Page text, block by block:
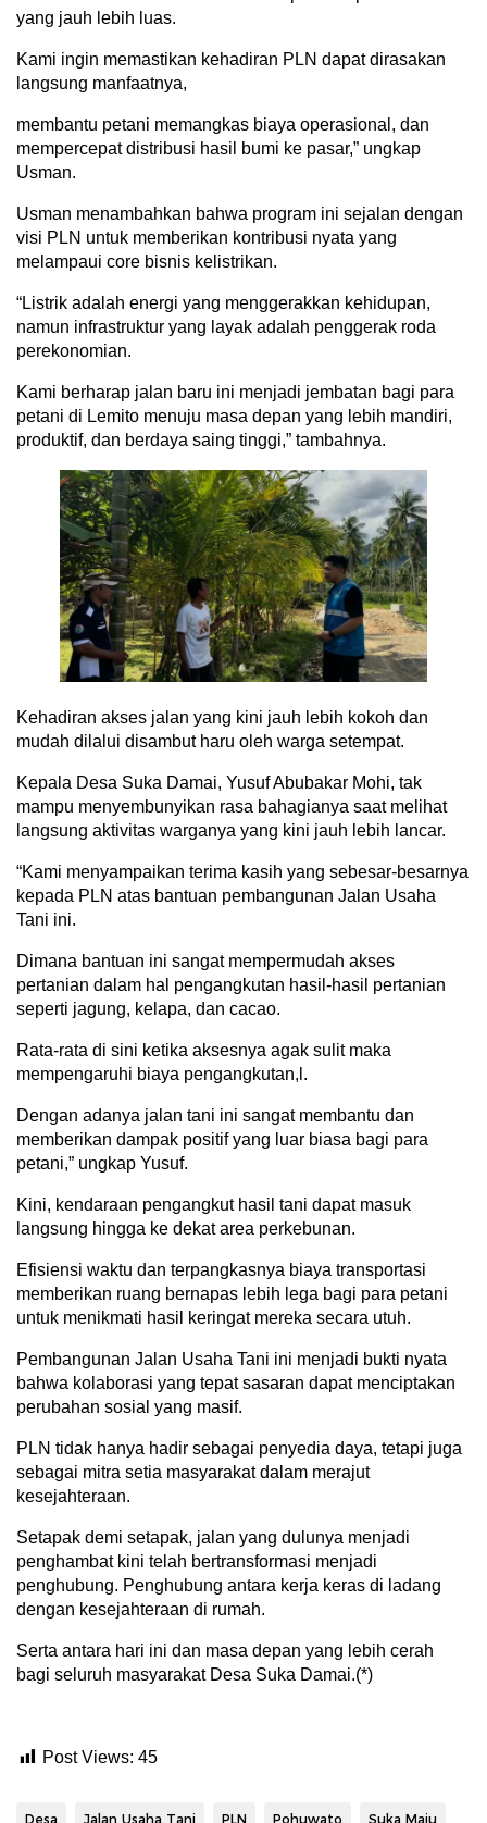
yang jauh lebih luas.
Kami ingin memastikan kehadiran PLN dapat dirasakan
langsung manfaatnya,
membantu petani memangkas biaya operasional, dan
mempercepat distribusi hasil bumi ke pasar,” ungkap
Usman.
Usman menambahkan bahwa program ini sejalan dengan
visi PLN untuk memberikan kontribusi nyata yang
melampaui core bisnis kelistrikan.
“Listrik adalah energi yang menggerakkan kehidupan,
namun infrastruktur yang layak adalah penggerak roda
perekonomian.
Kami berharap jalan baru ini menjadi jembatan bagi para
petani di Lemito menuju masa depan yang lebih mandiri,
produktif, dan berdaya saing tinggi,” tambahnya.
Kehadiran akses jalan yang kini jauh lebih kokoh dan
mudah dilalui disambut haru oleh warga setempat.
Kepala Desa Suka Damai, Yusuf Abubakar Mohi, tak
mampu menyembunyikan rasa bahagianya saat melihat
langsung aktivitas warganya yang kini jauh lebih lancar.
“Kami menyampaikan terima kasih yang sebesar-besarnya
kepada PLN atas bantuan pembangunan Jalan Usaha
Tani ini.
Dimana bantuan ini sangat mempermudah akses
pertanian dalam hal pengangkutan hasil-hasil pertanian
seperti jagung, kelapa, dan cacao.
Rata-rata di sini ketika aksesnya agak sulit maka
mempengaruhi biaya pengangkutan,l.
Dengan adanya jalan tani ini sangat membantu dan
memberikan dampak positif yang luar biasa bagi para
petani,” ungkap Yusuf.
Kini, kendaraan pengangkut hasil tani dapat masuk
langsung hingga ke dekat area perkebunan.
Efisiensi waktu dan terpangkasnya biaya transportasi
memberikan ruang bernapas lebih lega bagi para petani
untuk menikmati hasil keringat mereka secara utuh.
Pembangunan Jalan Usaha Tani ini menjadi bukti nyata
bahwa kolaborasi yang tepat sasaran dapat menciptakan
perubahan sosial yang masif.
PLN tidak hanya hadir sebagai penyedia daya, tetapi juga
sebagai mitra setia masyarakat dalam merajut
kesejahteraan.
Setapak demi setapak, jalan yang dulunya menjadi
penghambat kini telah bertransformasi menjadi
penghubung. Penghubung antara kerja keras di ladang
dengan kesejahteraan di rumah.
Serta antara hari ini dan masa depan yang lebih cerah
bagi seluruh masyarakat Desa Suka Damai.(*)
Post Views: 45
Desa Jalan Usaha Tani PLN Pohuwato Suka Maju